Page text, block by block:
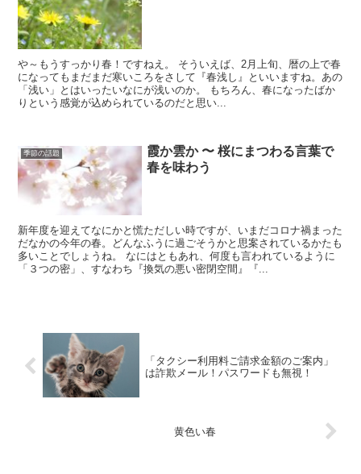
や～もうすっかり春！ですねえ。 そういえば、2月上旬、暦の上で春
になってもまだまだ寒いころをさして『春浅し』といいますね。あの
「浅い」とはいったいなにが浅いのか。 もちろん、春になったばか
りという感覚が込められているのだと思い...
季節の話題
霞か雲か 〜 桜にまつわる言葉で
春を味わう
新年度を迎えてなにかと慌ただしい時ですが、いまだコロナ禍まった
だなかの今年の春。どんなふうに過ごそうかと思案されているかたも
多いことでしょうね。 なにはともあれ、何度も言われているように
「３つの密」、すなわち『換気の悪い密閉空間』『...
「タクシー利用料ご請求金額のご案内」
は詐欺メール！パスワードも無視！
黄色い春